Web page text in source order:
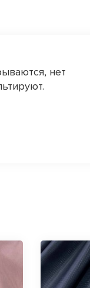
нет